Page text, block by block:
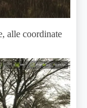
alle coordinate